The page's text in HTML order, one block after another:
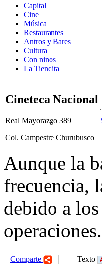
Capital
Cine
Música
Restaurantes
Antros y Bares
Cultura
Con ninos
La Tiendita
Cineteca Nacional
Real Mayorazgo 389
Col. Campestre Churubusco
Aunque la
frecuencia,
debido a
operaciones.
Comparte Texto